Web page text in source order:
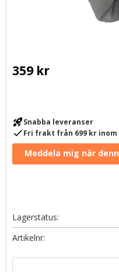
359kr
rocket_launchSnabba leveranser
checkFri frakt från 699 kr inom
Lagerstatus
Artikelnr